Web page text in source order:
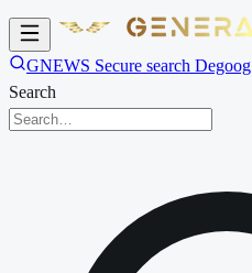
GNEWS Secure search Degoog
Search